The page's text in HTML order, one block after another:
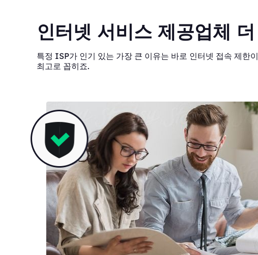
인터넷 서비스 제공업체
특정 ISP가 인기 있는 가장 큰 이유는 바로 인터넷 접속 제
최고로 꼽히죠.